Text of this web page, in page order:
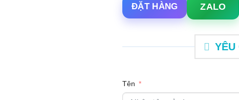
ĐẶT HÀNG ZALO
YÊU
Tên